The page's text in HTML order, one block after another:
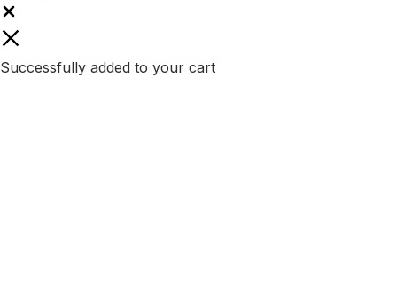
Successfully added to your cart